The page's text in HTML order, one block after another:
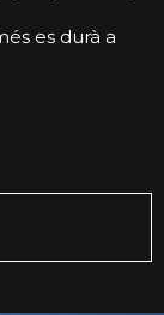
es durà a